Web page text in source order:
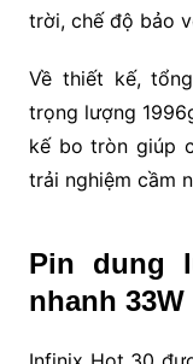
trời, chế độ bảo
Về thiết kế,
trọng lượng
kế bo tròn giúp
trải nghiệm cầm
Pin dung
nhanh 33W